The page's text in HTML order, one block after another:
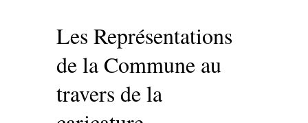
Les Représentations
de la Commune au
travers de la